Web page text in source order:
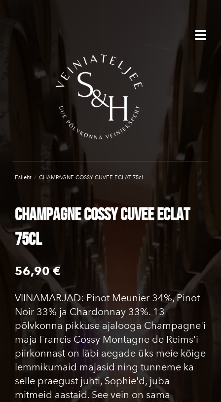
Esileht / CHAMPAGNE COSSY CUVEE ECLAT 75cl
CHAMPAGNE COSSY CUVEE ECLAT
75cl
56,90 €
VIINAMARJAD: Pinot Meunier 34%, Pinot
Noir 33% ja Chardonnay 33%. 13
põlvkonna pikkuse ajalooga Champagne'i
maja Francis Cossy Montagne de Reims'i
piirkonnast on läbi aegade üks meie kõige
lemmikumaid majasid ning tunneme ka
selle praegust juhti, Sophie'd, juba
mitmeid aastaid. See vein on sama